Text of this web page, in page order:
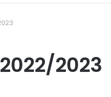
2023